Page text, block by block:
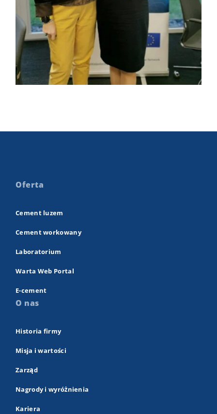
Oferta
Cement luzem
Cement workowany
Laboratorium
Warta Web Portal
E-cement
O nas
Historia firmy
Misja i wartości
Zarząd
Nagrody i wyróżnienia
Kariera